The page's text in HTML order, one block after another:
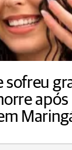
sofreu
após